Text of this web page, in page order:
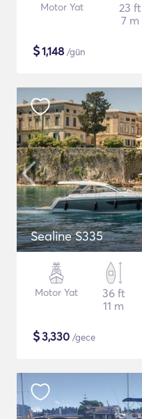
Motor Yat
23 ft
7 m
$1,148 /gün
Sealine S335
Motor Yat
36 ft
11 m
$3,330 /gece